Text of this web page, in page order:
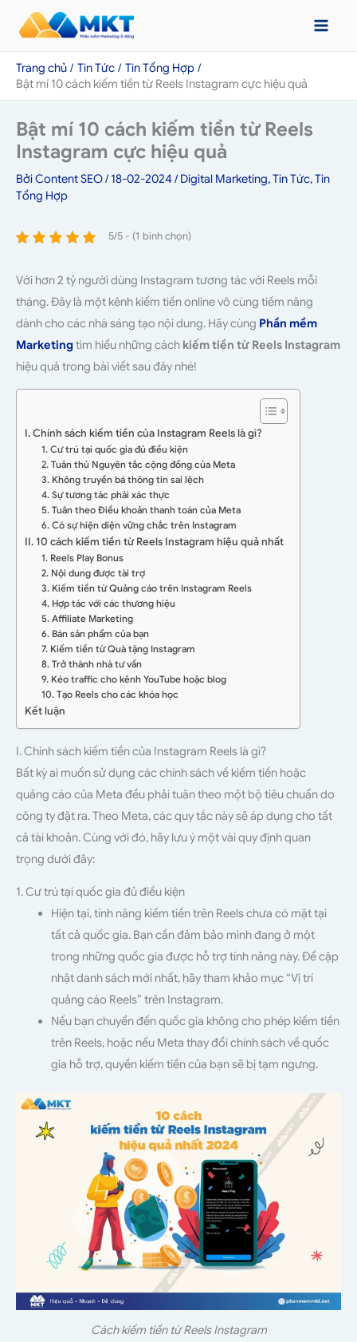
dungTrang chủ Tin Tức
Tin Tổng Hợp
Bật mí 10 cách kiếm tiền từ Reels Instagram cực hiệu quả
Bật mí 10 cách kiếm tiền từ Reels
Instagram cực hiệu quả
BởiContent SEO/18-02-2024 /Digital Marketing,Tin Tức,Tin
Tổng Hợp
5/5 - (1 bình chọn)
Với hơn 2 tỷ người dùng Instagram tương tác với Reels mỗi
tháng. Đây là một kênh kiếm tiền online vô cùng tiềm năng
dành cho các nhà sáng tạo nội dung. Hãy cùng Phần mềm
Marketingtìm hiểu những cách kiếm tiền từ Reels Instagram
hiệu quả trong bài viết sau đây nhé!
I. Chính sách kiếm tiền của Instagram Reels là gì?
1. Cư trú tại quốc gia đủ điều kiện
2. Tuân thủ Nguyên tắc cộng đồng của Meta
3. Không truyền bá thông tin sai lệch
4. Sự tương tác phải xác thực
5. Tuân theo Điều khoản thanh toán của Meta
6. Có sự hiện diện vững chắc trên Instagram
II. 10 cách kiếm tiền từ Reels Instagram hiệu quả nhất
1. Reels Play Bonus
2. Nội dung được tài trợ
3. Kiếm tiền từ Quảng cáo trên Instagram Reels
4. Hợp tác với các thương hiệu
5. Affiliate Marketing
6. Bán sản phẩm của bạn
7. Kiếm tiền từ Quà tặng Instagram
8. Trở thành nhà tư vấn
9. Kéo traffic cho kênh YouTube hoặc blog
10. Tạo Reels cho các khóa học
Kết luận
I. Chính sách kiếm tiền của Instagram Reels là gì?
Bất kỳ ai muốn sử dụng các chính sách về kiếm tiền hoặc
quảng cáo của Meta đều phải tuân theo một bộ tiêu chuẩn do
công ty đặt ra. Theo Meta, các quy tắc này sẽ áp dụng cho tất
cả tài khoản. Cùng với đó, hãy lưu ý một vài quy định quan
trọng dưới đây:
1. Cư trú tại quốc gia đủ điều kiện
Hiện tại, tính năng kiếm tiền trên Reels chưa có mặt tại
tất cả quốc gia. Bạn cần đảm bảo mình đang ở một
trong những quốc gia được hỗ trợ tính năng này. Để cập
nhật danh sách mới nhất, hãy tham khảo mục “Vị trí
quảng cáo Reels” trên Instagram.
Nếu bạn chuyển đến quốc gia không cho phép kiếm tiền
trên Reels, hoặc nếu Meta thay đổi chính sách về quốc
gia hỗ trợ, quyền kiếm tiền của bạn sẽ bị tạm ngưng.
Cách kiếm tiền từ Reels Instagram